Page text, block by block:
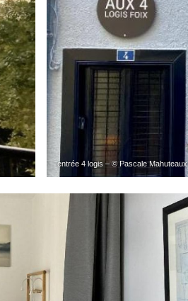
entrée 4 logis – © Pascale Mahuteaux